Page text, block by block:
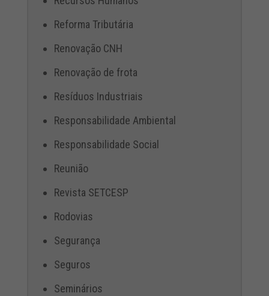
Reforma Tributária
Renovação CNH
Renovação de frota
Resíduos Industriais
Responsabilidade Ambiental
Responsabilidade Social
Reunião
Revista SETCESP
Rodovias
Segurança
Seguros
Seminários